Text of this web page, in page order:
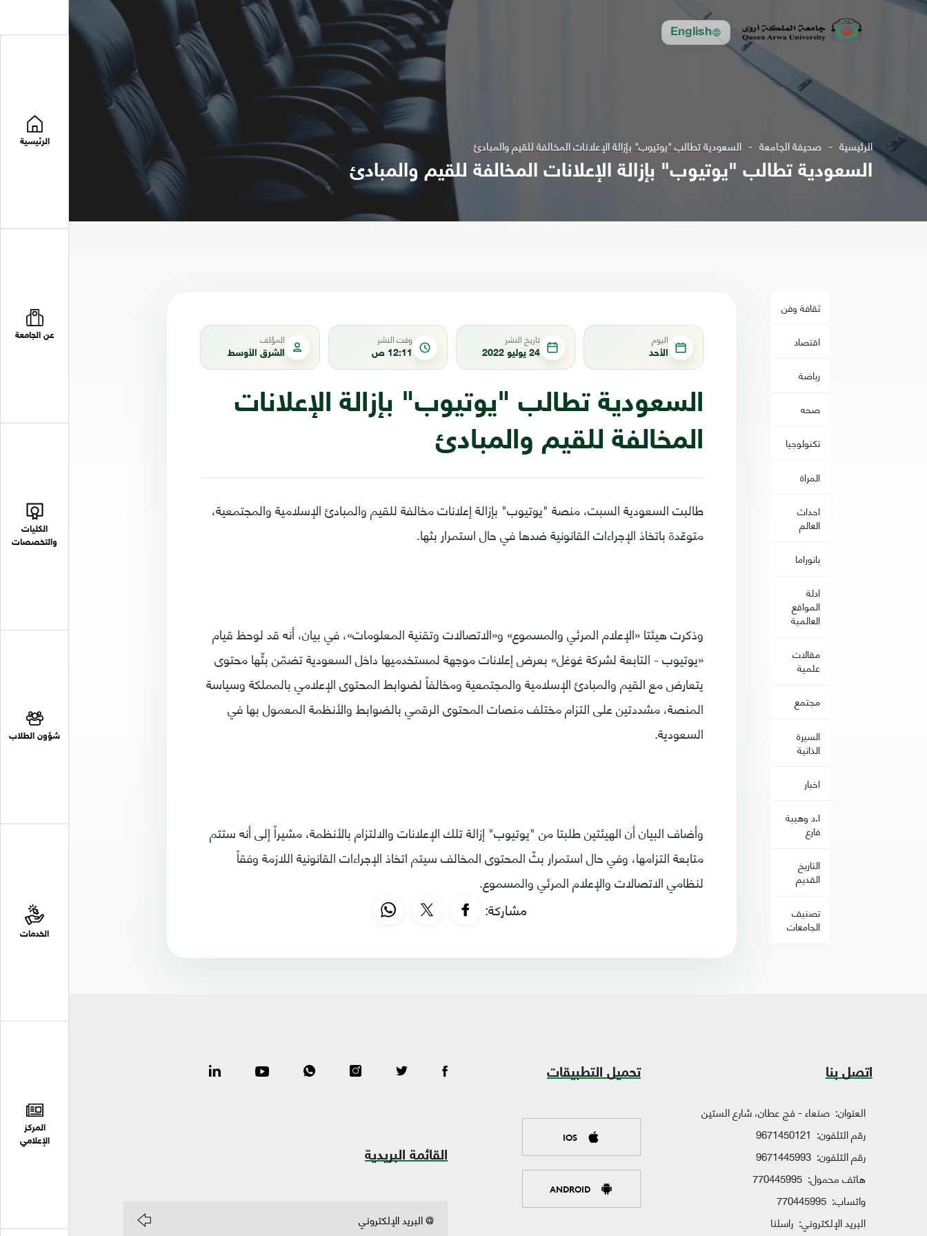
English
الرئيسية
عن الجامعة
الكليات
والتخصصات
شؤون الطلاب
الخدمات
المركز
الإعلامي
الرئيسية صحيفة الجامعة السعودية تطالب "يوتيوب" بإزالة الإعلانات المخالفة للقيم والمبادئ
السعودية تطالب "يوتيوب" بإزالة الإعلانات المخالفة للقيم والمبادئ
ثقافة وفن
اقتصاد
رياضة
صحه
تكنولوجيا
المراة
احداث
العالم
بانوراما
ادلة
المواقع
العالمية
مقالات
علمية
مجتمع
السيرة
الذاتية
اخبار
ا.د وهيبة
فارع
التاريخ
القديم
تصنيف
الجامعات
اليوم
الأحد
تاريخ النشر
24 يوليو 2022
وقت النشر
12:11 ص
المؤلف
الشرق الأوسط
السعودية تطالب "يوتيوب" بإزالة الإعلانات
المخالفة للقيم والمبادئ
طالبت السعودية السبت، منصة "يوتيوب" بإزالة إعلانات مخالفة للقيم والمبادئ الإسلامية والمجتمعية،
متوعّدة باتخاذ الإجراءات القانونية ضدها في حال استمرار بثها.
وذكرت هيئتا «الإعلام المرئي والمسموع» و«الاتصالات وتقنية المعلومات»، في بيان، أنه قد لوحظ قيام
«يوتيوب - التابعة لشركة غوغل» بعرض إعلانات موجهة لمستخدميها داخل السعودية تضمّن بثّها محتوى
يتعارض مع القيم والمبادئ الإسلامية والمجتمعية ومخالفاً لضوابط المحتوى الإعلامي بالمملكة وسياسة
المنصة، مشددتين على التزام مختلف منصات المحتوى الرقمي بالضوابط والأنظمة المعمول بها في
السعودية.
وأضاف البيان أن الهيئتين طلبتا من "يوتيوب" إزالة تلك الإعلانات والالتزام بالأنظمة، مشيراً إلى أنه ستتم
متابعة التزامها، وفي حال استمرار بثّ المحتوى المخالف سيتم اتخاذ الإجراءات القانونية اللازمة وفقاً
لنظامي الاتصالات والإعلام المرئي والمسموع.
مشاركة:
اتصل بنا
العنوان: صنعاء - فج عطان، شارع الستين
رقم التلفون: 9671450121
رقم التلفون: 9671445993
هاتف محمول: 770445995
واتساب: 770445995
البريد الإلكتروني: راسلنا
تحميل التطبيقات
IOS
ANDROID
القائمة البريدية